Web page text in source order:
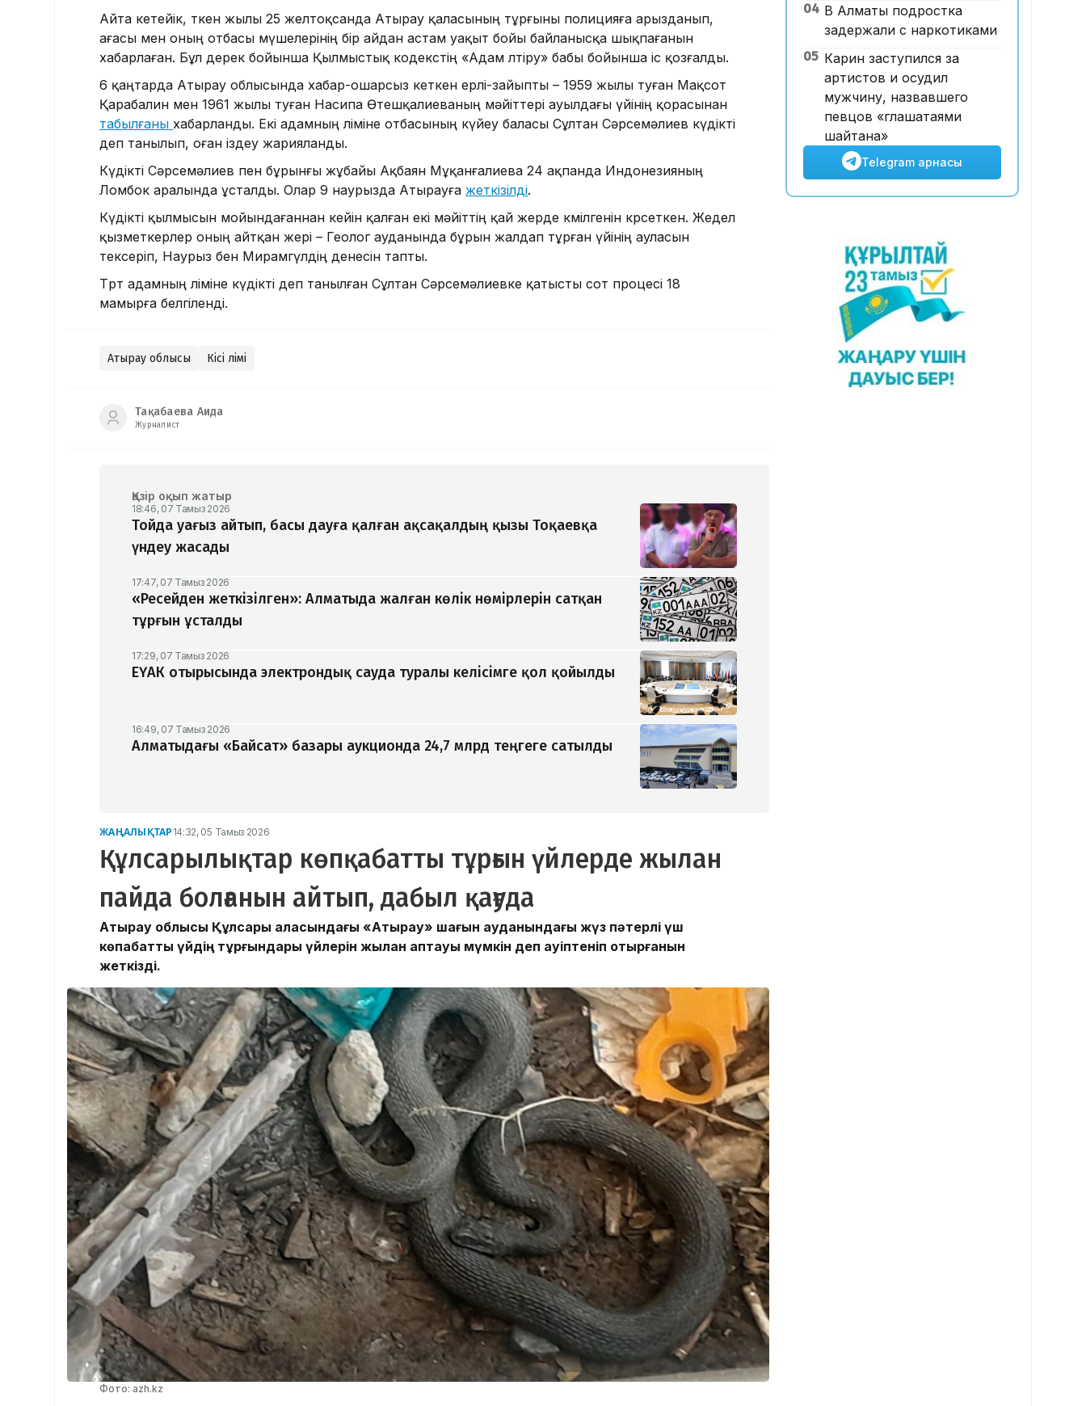
Айта кетейік, өткен жылы 25 желтоқсанда Атырау қаласының тұрғыны полицияға арызданып,
ағасы мен оның отбасы мүшелерінің бір айдан астам уақыт бойы байланысқа шықпағанын
хабарлаған. Бұл дерек бойынша Қылмыстық кодекстің «Адам өлтіру» бабы бойынша іс қозғалды.
6 қаңтарда Атырау облысында хабар-ошарсыз кеткен ерлі-зайыпты – 1959 жылы туған Мақсот
Қарабалин мен 1961 жылы туған Насипа Өтешқалиеваның мәйіттері ауылдағы үйінің қорасынан
табылғаны хабарланды. Екі адамның өліміне отбасының күйеу баласы Сұлтан Сәрсемәлиев күдікті
деп танылып, оған іздеу жарияланды.
Күдікті Сәрсемәлиев пен бұрынғы жұбайы Ақбаян Мұқанғалиева 24 ақпанда Индонезияның
Ломбок аралында ұсталды. Олар 9 наурызда Атырауға жеткізілді.
Күдікті қылмысын мойындағаннан кейін қалған екі мәйіттің қай жерде көмілгенін көрсеткен. Жедел
қызметкерлер оның айтқан жері – Геолог ауданында бұрын жалдап тұрған үйінің ауласын
тексеріп, Наурыз бен Мирамгүлдің денесін тапты.
Төрт адамның өліміне күдікті деп танылған Сұлтан Сәрсемәлиевке қатысты сот процесі 18
мамырға белгіленді.
Атырау облысы Кісі өлімі
Тақабаева Аида
Журналист
Қазір оқып жатыр
18:46, 07 Тамыз 2026
Тойда уағыз айтып, басы дауға қалған ақсақалдың қызы Тоқаевқа
үндеу жасады
17:47, 07 Тамыз 2026
«Ресейден жеткізілген»: Алматыда жалған көлік нөмірлерін сатқан
тұрғын ұсталды
17:29, 07 Тамыз 2026
ЕҮАК отырысында электрондық сауда туралы келісімге қол қойылды
16:49, 07 Тамыз 2026
Алматыдағы «Байсат» базары аукционда 24,7 млрд теңгеге сатылды
ЖАҢАЛЫҚТАР 14:32, 05 Тамыз 2026
Құлсарылықтар көпқабатты тұрғын үйлерде жылан
пайда болғанын айтып, дабыл қағуда
Атырау облысы Құлсары қаласындағы «Атырау» шағын ауданындағы жүз пәтерлі үш
көпқабатты үйдің тұрғындары үйлерін жылан қаптауы мүмкін деп қауіптеніп отырғанын
жеткізді.
Фото: azh.kz
Грекия мен Арменияның
бұрынғы бас бапкері
басқаруы мүмкін
04 В Алматы подростка
задержали с наркотиками
05 Карин заступился за
артистов и осудил
мужчину, назвавшего
певцов «глашатаями
шайтана»
Telegram арнасы